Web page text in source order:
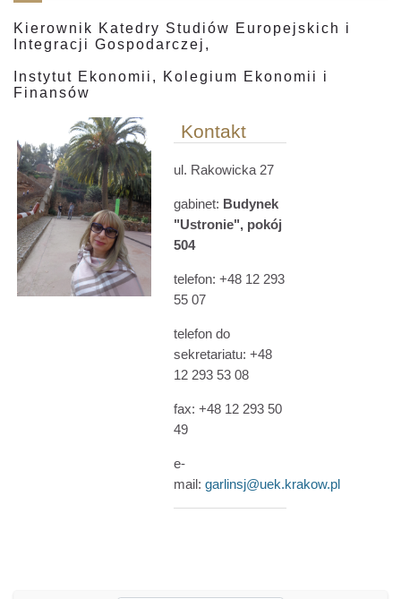
Kierownik Katedry Studiów Europejskich i
Integracji Gospodarczej,
Instytut Ekonomii, Kolegium Ekonomii i
Finansów
Kontakt
ul. Rakowicka 27
gabinet: Budynek
"Ustronie", pokój
504
telefon: +48 12 293
55 07
telefon do
sekretariatu: +48
12 293 53 08
fax: +48 12 293 50
49
e-
mail:garlinsj@uek.krakow.pl